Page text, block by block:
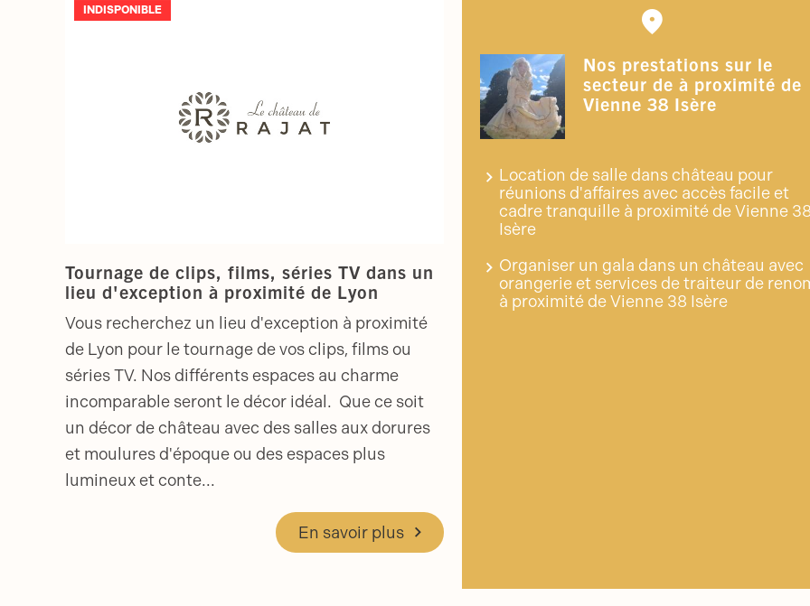
INDISPONIBLE
Tournage de clips, films, séries TV dans un
lieu d'exception à proximité de Lyon
Vous recherchez un lieu d'exception à proximité
de Lyon pour le tournage de vos clips, films ou
séries TV. Nos différents espaces au charme
incomparable seront le décor idéal. Que ce soit
un décor de château avec des salles aux dorures
et moulures d'époque ou des espaces plus
lumineux et conte...
En savoir plus
Nos prestations sur le
secteur de à proximité de
Vienne 38 Isère
Location de salle dans château pour
réunions d'affaires avec accès facile et
cadre tranquille à proximité de Vienne
Isère
Organiser un gala dans un château avec
orangerie et services de traiteur de
à proximité de Vienne 38 Isère